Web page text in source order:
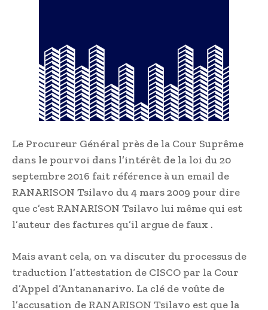
Le Procureur Général près de la Cour Suprême
dans le pourvoi dans l’intérêt de la loi du 20
septembre 2016 fait référence à un email de
RANARISON Tsilavo du 4 mars 2009 pour dire
que c’est RANARISON Tsilavo lui même qui est
l’auteur des factures qu’il argue de faux .
Mais avant cela, on va discuter du processus de
traduction l’attestation de CISCO par la Cour
d’Appel d’Antananarivo. La clé de voûte de
l’accusation de RANARISON Tsilavo est que la